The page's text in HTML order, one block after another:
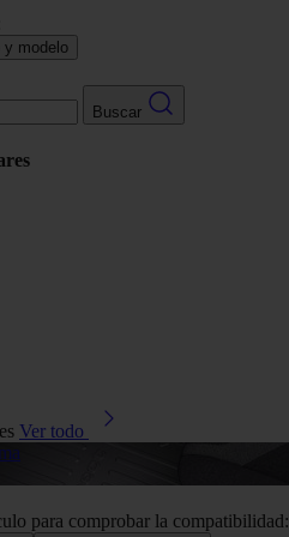
y modelo
Buscar
Ver todo
para comprobar la compatibilidad: